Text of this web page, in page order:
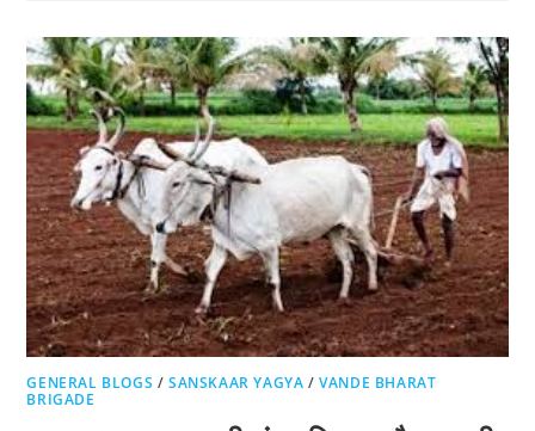
GENERAL BLOGS /SANSKAAR YAGYA /VANDE BHARAT
BRIGADE